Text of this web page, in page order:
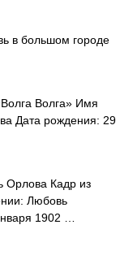
в большом городе
Волга» Имя
Дата рождения: 29
Кадр из
Любовь
1902 …